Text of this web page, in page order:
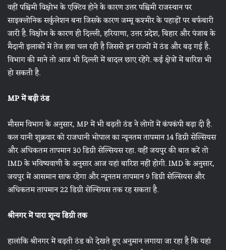
वहीं पश्चिमी विक्षोभ के एक्टिव होने के कारण उत्तर पश्चिमी राजस्थान पर
साइक्लोनिक सर्कुलेशन बना जिसके कारण जम्मू कश्मीर के पहाड़ों पर बर्फबारी
जारी है. विक्षोभ के कारण ही दिल्ली, हरियाणा, उत्तर प्रदेश, बिहार और पंजाब के
मैदानी इलाकों में तेज हवा चल रही है जिससे इन राज्यों में ठंड और बढ़ गई है.
विभाग की माने तो आज भी दिल्ली में बादल छाए रहेंगे. कई क्षेत्रों में बारिश भी
हो सकती है.
MP में बढ़ी ठंड
मौसम विभाग के अनुसार, MP में भी बढ़ती ठंड ने लोगों में कंपकंपी बढ़ा दी है.
कल यानी शुक्रवार को राजधानी भोपाल का न्यूनतम तापमान 14 डिग्री सेल्सियस
और अधिकतम तापमान 30 डिग्री सेल्सियस रहा. वहीं जयपुर की बात करें तो
IMD के भविष्यवाणी के अनुसार आज यहां बारिश नहीं होगी. IMD के अनुसार,
जयपुर में आसमान साफ रहेगा और न्यूनतम तापमान 9 डिग्री सेल्सियस और
अधिकतम तापमान 22 डिग्री सेल्सियस तक रह सकता है.
श्रीनगर में पारा शून्य डिग्री तक
हालांकि श्रीनगर में बढ़ती ठंड को देखते हुए अनुमान लगाया जा रहा है कि यहां